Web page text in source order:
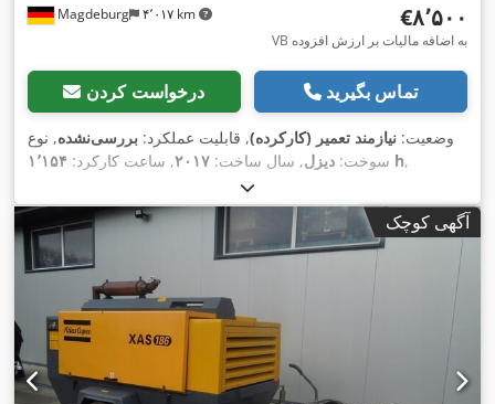
Magdeburg ۴٬۰۱۷ km ‎€۸٬۵۰۰
VB به اضافه مالیات بر ارزش افزوده
درخواست کردن تماس بگیرید
وضعیت: نیازمند تعمیر (کارکرده), قابلیت عملکرد: بررسی‌نشده, نوع
سوخت: دیزل, سال ساخت: ۲۰۱۷, ساعت کارکرد: ۱٬۱۵۴ h,
آگهی کوچک